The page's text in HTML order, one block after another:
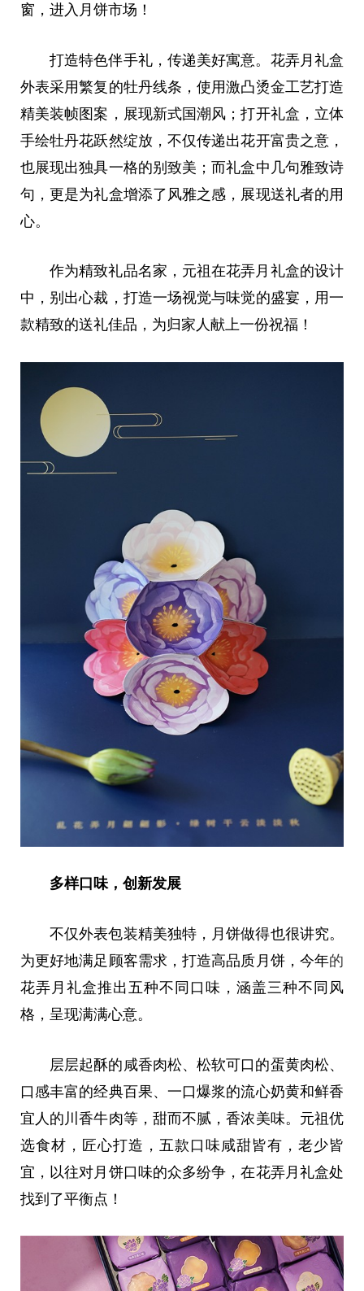
窗，进入月饼市场！
打造特色伴手礼，传递美好寓意。花弄月礼盒
外表采用繁复的牡丹线条，使用激凸烫金工艺打造
精美装帧图案，展现新式国潮风；打开礼盒，立体
手绘牡丹花跃然绽放，不仅传递出花开富贵之意，
也展现出独具一格的别致美；而礼盒中几句雅致诗
句，更是为礼盒增添了风雅之感，展现送礼者的用
心。
作为精致礼品名家，元祖在花弄月礼盒的设计
中，别出心裁，打造一场视觉与味觉的盛宴，用一
款精致的送礼佳品，为归家人献上一份祝福！
多样口味，创新发展
不仅外表包装精美独特，月饼做得也很讲究。
为更好地满足顾客需求，打造高品质月饼，今年的
花弄月礼盒推出五种不同口味，涵盖三种不同风
格，呈现满满心意。
层层起酥的咸香肉松、松软可口的蛋黄肉松、
口感丰富的经典百果、一口爆浆的流心奶黄和鲜香
宜人的川香牛肉等，甜而不腻，香浓美味。元祖优
选食材，匠心打造，五款口味咸甜皆有，老少皆
宜，以往对月饼口味的众多纷争，在花弄月礼盒处
找到了平衡点！